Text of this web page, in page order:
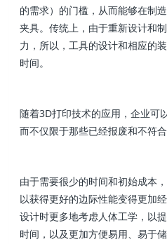
的需求）的门槛，从而能够在制
夹具。传统上，由于重新设计和
力，所以，工具的设计和相应的
时间。
随着3D打印技术的应用，企业可
而不仅限于那些已经报废和不符合
由于需要很少的时间和初始成本
以获得更好的边际性能变得更加
设计时更多地考虑人体工学，以
时间，以及更加方便易用、易于